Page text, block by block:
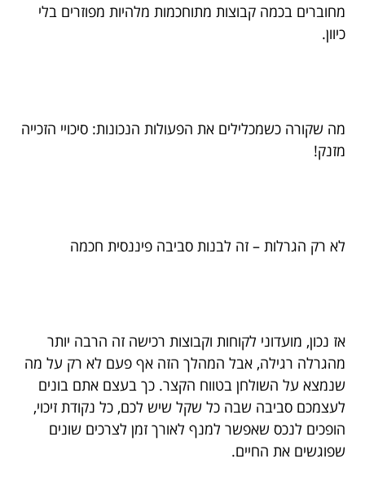
מחוברים בכמה קבוצות מתוחכמות מלהיות מפוזרים בלי
כיוון.
מה שקורה כשמכלילים את הפעולות הנכונות: סיכויי הזכייה
מזנק!
לא רק הגרלות – זה לבנות סביבה פיננסית חכמה
אז נכון, מועדוני לקוחות וקבוצות רכישה זה הרבה יותר
מהגרלה רגילה, אבל המהלך הזה אף פעם לא רק על מה
שנמצא על השולחן בטווח הקצר. כך בעצם אתם בונים
לעצמכם סביבה שבה כל שקל שיש לכם, כל נקודת זיכוי,
הופכים לנכס שאפשר למנף לאורך זמן לצרכים שונים
שפוגשים את החיים.